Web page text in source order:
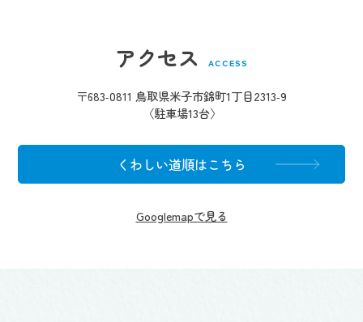
アクセス ACCESS
〒683-0811 鳥取県米子市錦町1丁目2313-9
〈駐車場13台〉
くわしい道順はこちら
Googlemapで見る